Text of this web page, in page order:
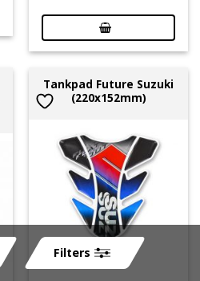
Filters
Tankpad Future Suzuki
(220x152mm)